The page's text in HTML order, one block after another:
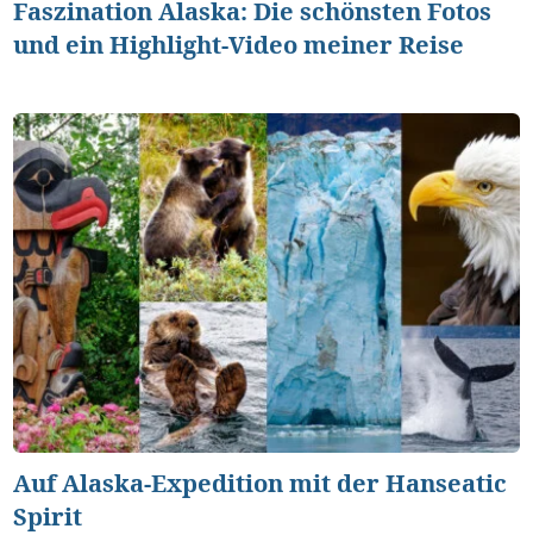
Faszination Alaska: Die schönsten Fotos
und ein Highlight-Video meiner Reise
Auf Alaska-Expedition mit der Hanseatic
Spirit